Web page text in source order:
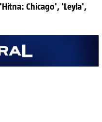
Chicago', 'Leyla',